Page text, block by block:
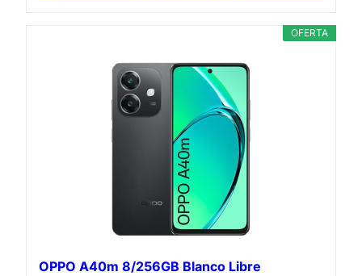
OFERTA
OPPO A40m 8/256GB Blanco Libre